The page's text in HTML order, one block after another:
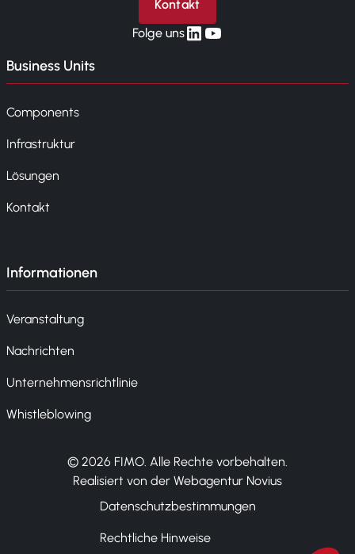
Kontakt
Folge unslinkedin
yt
Business Units
Components
Infrastruktur
Lösungen
Kontakt
Informationen
Veranstaltung
Nachrichten
Unternehmensrichtlinie
Whistleblowing
© 2026 FIMO. Alle Rechte vorbehalten.
Realisiert von der Webagentur Novius
Datenschutzbestimmungen
Rechtliche Hinweise